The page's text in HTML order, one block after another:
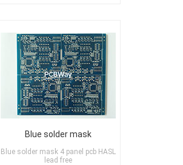
Blue solder mask
Blue solder mask 4 panel pcb HASL
lead free